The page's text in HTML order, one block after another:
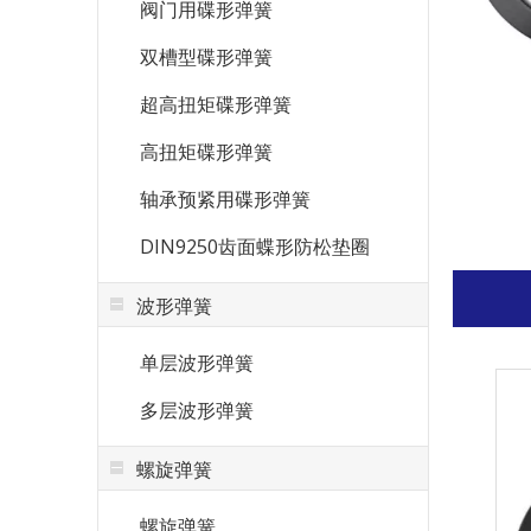
阀门用碟形弹簧
双槽型碟形弹簧
超高扭矩碟形弹簧
高扭矩碟形弹簧
轴承预紧用碟形弹簧
DIN9250齿面蝶形防松垫圈
波形弹簧
单层波形弹簧
多层波形弹簧
螺旋弹簧